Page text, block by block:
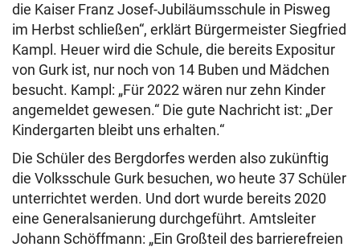
die Kaiser Franz Josef-Jubiläumsschule in Pisweg
im Herbst schließen“, erklärt Bürgermeister Siegfried
Kampl. Heuer wird die Schule, die bereits Expositur
von Gurk ist, nur noch von 14 Buben und Mädchen
besucht. Kampl: „Für 2022 wären nur zehn Kinder
angemeldet gewesen.“ Die gute Nachricht ist: „Der
Kindergarten bleibt uns erhalten.“
Die Schüler des Bergdorfes werden also zukünftig
die Volksschule Gurk besuchen, wo heute 37 Schüler
unterrichtet werden. Und dort wurde bereits 2020
eine Generalsanierung durchgeführt. Amtsleiter
Johann Schöffmann: „Ein Großteil des barrierefreien